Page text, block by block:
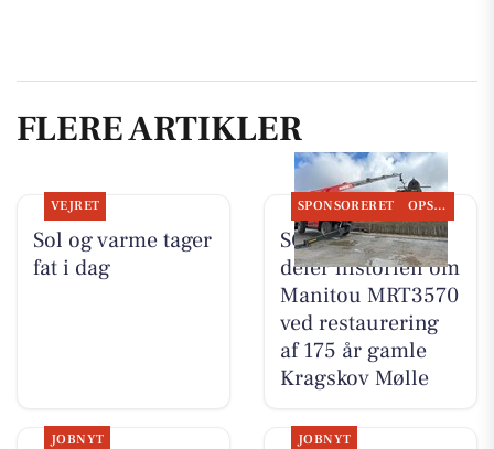
FLERE ARTIKLER
VEJRET
Sol og varme tager
fat i dag
SPONSORERET OPSLAGSTAVLEN
SCANTRUCK A/S
deler historien om
Manitou MRT3570
ved restaurering
af 175 år gamle
Kragskov Mølle
JOBNYT JOBNYT